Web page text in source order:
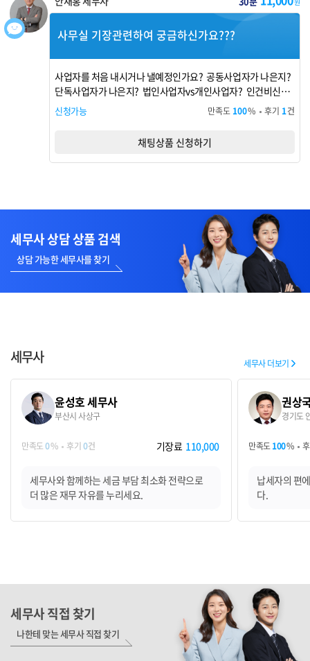
사무실 기장관련하여 궁금하신가요???
사업자를 처음 내시거나 낼예정인가요? 공동사업자가 나은지?
단독사업자가 나은지? 법인사업자vs개인사업자? 인건비신고
는 어떻게 해야 하는지? 기장은 언제 해야 하는지?
신청가능 만족도 100% 후기 1건
채팅상품 신청하기
세무사 상담 상품 검색
상담 가능한 세무사를 찾기
세무사
윤성호 세무사
부산시 사상구
만족도0% 후기0건 기장료 110,000
세무사와 함께하는 세금 부담 최소화 전략으로
더 많은 재무 자유를 누리세요.
권상
경기도
만족도100%
납세자의 편
다.
세무사 더보기
세무사 직접 찾기
나한테 맞는 세무사 직접 찾기